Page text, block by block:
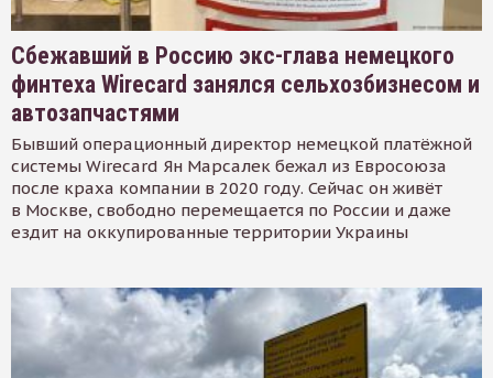
Сбежавший в Россию экс-глава немецкого
финтеха Wirecard занялся сельхозбизнесом и
автозапчастями
Бывший операционный директор немецкой платёжной
системы Wirecard Ян Марсалек бежал из Евросоюза
после краха компании в 2020 году. Сейчас он живёт
в Москве, свободно перемещается по России и даже
ездит на оккупированные территории Украины